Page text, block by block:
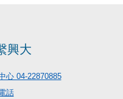
興大
心 04-22870885
話